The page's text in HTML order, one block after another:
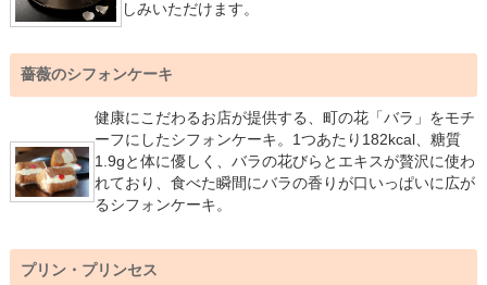
しみいただけます。
薔薇のシフォンケーキ
健康にこだわるお店が提供する、町の花「バラ」をモチ
ーフにしたシフォンケーキ。1つあたり182kcal、糖質
1.9gと体に優しく、バラの花びらとエキスが贅沢に使わ
れており、食べた瞬間にバラの香りが口いっぱいに広が
るシフォンケーキ。
プリン・プリンセス